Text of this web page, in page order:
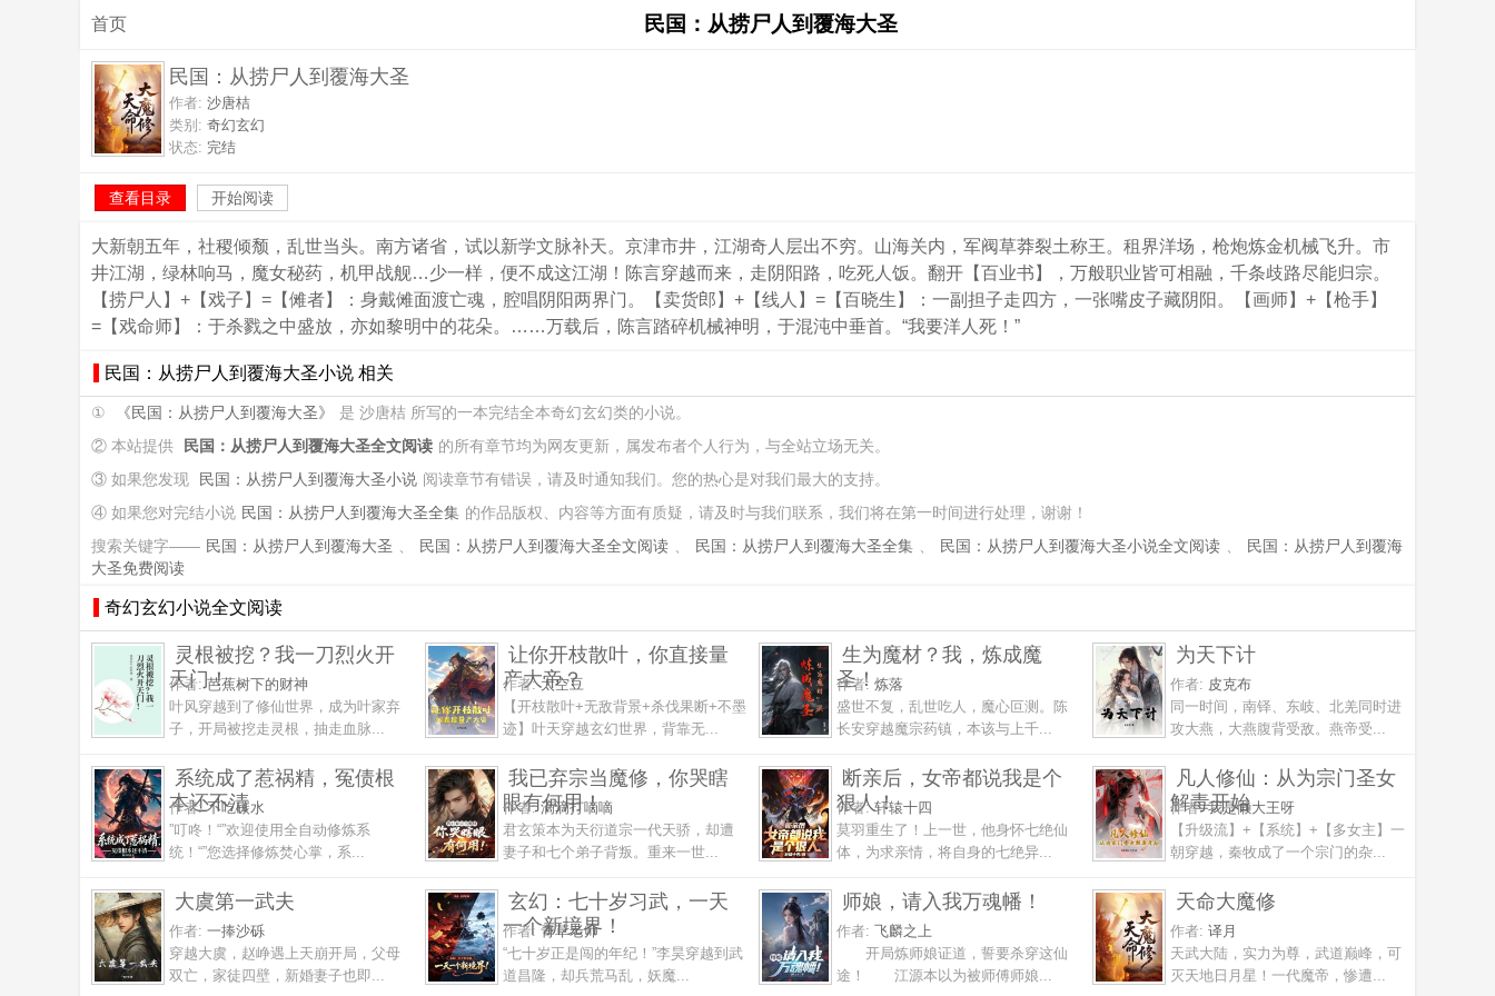
首页 民国：从捞尸人到覆海大圣
民国：从捞尸人到覆海大圣
作者: 沙唐桔
类别: 奇幻玄幻
状态: 完结
查看目录 开始阅读
大新朝五年，社稷倾颓，乱世当头。南方诸省，试以新学文脉补天。京津市井，江湖奇人层出不穷。山海关内，军阀草莽裂土称王。租界洋场，枪炮炼金机械飞升。市
井江湖，绿林响马，魔女秘药，机甲战舰…少一样，便不成这江湖！陈言穿越而来，走阴阳路，吃死人饭。翻开【百业书】，万般职业皆可相融，千条歧路尽能归宗。
【捞尸人】+【戏子】=【傩者】：身戴傩面渡亡魂，腔唱阴阳两界门。【卖货郎】+【线人】=【百晓生】：一副担子走四方，一张嘴皮子藏阴阳。【画师】+【枪手】
=【戏命师】：于杀戮之中盛放，亦如黎明中的花朵。……万载后，陈言踏碎机械神明，于混沌中垂首。“我要洋人死！”
民国：从捞尸人到覆海大圣小说 相关
① 《民国：从捞尸人到覆海大圣》
是 沙唐桔 所写的一本完结全本奇幻玄幻类的小说。
② 本站提供
民国：从捞尸人到覆海大圣全文阅读 的所有章节均为网友更新，属发布者个人行为，与全站立场无关。
③ 如果您发现
民国：从捞尸人到覆海大圣小说 阅读章节有错误，请及时通知我们。您的热心是对我们最大的支持。
④ 如果您对完结小说 民国：从捞尸人到覆海大圣全集 的作品版权、内容等方面有质疑，请及时与我们联系，我们将在第一时间进行处理，谢谢！
搜索关键字—— 民国：从捞尸人到覆海大圣 、 民国：从捞尸人到覆海大圣全文阅读 、 民国：从捞尸人到覆海大圣全集 、 民国：从捞尸人到覆海大圣小说全文阅读 、
民国：从捞尸人到覆海
大圣免费阅读
奇幻玄幻小说全文阅读
灵根被挖？我一刀烈火开
天门！
作者:芭蕉树下的财神
叶风穿越到了修仙世界，成为叶家弃
子，开局被挖走灵根，抽走血脉...
让你开枝散叶，你直接量
产大帝？
作者:太空豆
【开枝散叶+无敌背景+杀伐果断+不墨
迹】叶天穿越玄幻世界，背靠无...
生为魔材？我，炼成魔
圣！
作者: 炼落
盛世不复，乱世吃人，魔心叵测。陈
长安穿越魔宗药镇，本该与上千...
为天下计
作者: 皮克布
同一时间，南铎、东岐、北羌同时进
攻大燕，大燕腹背受敌。燕帝受...
系统成了惹祸精，冤债根
本还不清
作者:不吃碳水
”叮咚！“”欢迎使用全自动修炼系
统！“”您选择修炼焚心掌，系...
我已弃宗当魔修，你哭瞎
眼有何用！
作者:滴滴打嘀嘀
君玄策本为天衍道宗一代天骄，却遭
妻子和七个弟子背叛。重来一世...
断亲后，女帝都说我是个
狠人！
作者:轩辕十四
莫羽重生了！上一世，他身怀七绝仙
体，为求亲情，将自身的七绝异...
凡人修仙：从为宗门圣女
解毒开始
作者:我是懒大王呀
【升级流】+【系统】+【多女主】一
朝穿越，秦牧成了一个宗门的杂...
大虞第一武夫
作者: 一捧沙砾
穿越大虞，赵峥遇上天崩开局，父母
双亡，家徒四壁，新婚妻子也即...
玄幻：七十岁习武，一天
一个新境界！
作者:青草老师
“七十岁正是闯的年纪！”李昊穿越到武
道昌隆，却兵荒马乱，妖魔...
师娘，请入我万魂幡！
作者: 飞麟之上
开局炼师娘证道，誓要杀穿这仙
途！ 江源本以为被师傅师娘...
天命大魔修
作者: 译月
天武大陆，实力为尊，武道巅峰，可
灭天地日月星！一代魔帝，惨遭...